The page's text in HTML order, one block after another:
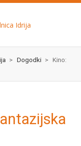
> Dogodki > Kino: